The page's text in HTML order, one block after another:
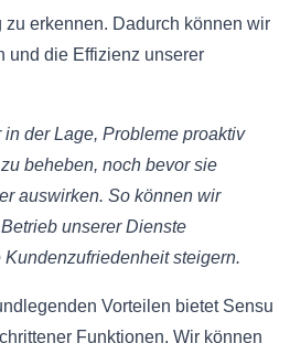
erkennen. Dadurch können wir
und die Effizienz unserer
der Lage, Probleme proaktiv
beheben, noch bevor sie
auswirken. So können wir
unserer Dienste
steigern.
Vorteilen bietet Sensu
Funktionen. Wir können